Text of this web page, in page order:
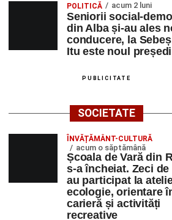
POLITICĂ acum 2 luni
Seniorii social-
din Alba și-au ales
conducere, la
Itu este noul
PUBLICITATE
SOCIETATE
ÎNVĂȚĂMÂNT-CULTURĂ
acum o săptămână
Școala de Vară din
s-a încheiat. Zeci
au participat la
ecologie, orientare
carieră și activități
recreative